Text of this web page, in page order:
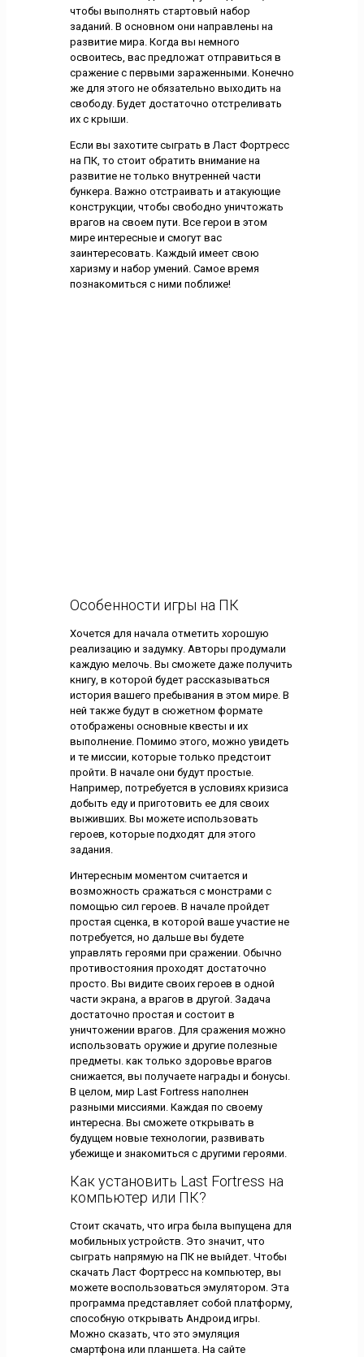
чтобы выполнять стартовый набор
заданий. В основном они направлены на
развитие мира. Когда вы немного
освоитесь, вас предложат отправиться в
сражение с первыми зараженными. Конечно
же для этого не обязательно выходить на
свободу. Будет достаточно отстреливать
их с крыши.
Если вы захотите сыграть в Ласт Фортресс
на ПК, то стоит обратить внимание на
развитие не только внутренней части
бункера. Важно отстраивать и атакующие
конструкции, чтобы свободно уничтожать
врагов на своем пути. Все герои в этом
мире интересные и смогут вас
заинтересовать. Каждый имеет свою
харизму и набор умений. Самое время
познакомиться с ними поближе!
Особенности игры на ПК
Хочется для начала отметить хорошую
реализацию и задумку. Авторы продумали
каждую мелочь. Вы сможете даже получить
книгу, в которой будет рассказываться
история вашего пребывания в этом мире. В
ней также будут в сюжетном формате
отображены основные квесты и их
выполнение. Помимо этого, можно увидеть
и те миссии, которые только предстоит
пройти. В начале они будут простые.
Например, потребуется в условиях кризиса
добыть еду и приготовить ее для своих
выживших. Вы можете использовать
героев, которые подходят для этого
задания.
Интересным моментом считается и
возможность сражаться с монстрами с
помощью сил героев. В начале пройдет
простая сценка, в которой ваше участие не
потребуется, но дальше вы будете
управлять героями при сражении. Обычно
противостояния проходят достаточно
просто. Вы видите своих героев в одной
части экрана, а врагов в другой. Задача
достаточно простая и состоит в
уничтожении врагов. Для сражения можно
использовать оружие и другие полезные
предметы. как только здоровье врагов
снижается, вы получаете награды и бонусы.
В целом, мир Last Fortress наполнен
разными миссиями. Каждая по своему
интересна. Вы сможете открывать в
будущем новые технологии, развивать
убежище и знакомиться с другими героями.
Как установить Last Fortress на
компьютер или ПК?
Стоит скачать, что игра была выпущена для
мобильных устройств. Это значит, что
сыграть напрямую на ПК не выйдет. Чтобы
скачать Ласт Фортресс на компьютер, вы
можете воспользоваться эмулятором. Эта
программа представляет собой платформу,
способную открывать Андроид игры.
Можно сказать, что это эмуляция
смартфона или планшета. На сайте